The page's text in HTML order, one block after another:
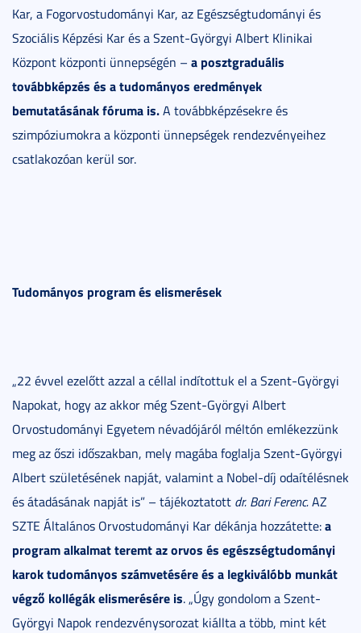
Kar, a Fogorvostudományi Kar, az Egészségtudományi és
Szociális Képzési Kar és a Szent-Györgyi Albert Klinikai
Központ központi ünnepségén – a posztgraduális
továbbképzés és a tudományos eredmények
bemutatásának fóruma is.A továbbképzésekre és
szimpóziumokra a központi ünnepségek rendezvényeihez
csatlakozóan kerül sor.
Tudományos program és elismerések
„22 évvel ezelőtt azzal a céllal indítottuk el a Szent-Györgyi
Napokat, hogy az akkor még Szent-Györgyi Albert
Orvostudományi Egyetem névadójáról méltón emlékezzünk
meg az őszi időszakban, mely magába foglalja Szent-Györgyi
Albert születésének napját, valamint a Nobel-díj odaítélésnek
és átadásának napját is” – tájékoztatott dr. Bari Ferenc.AZ
SZTE Általános Orvostudományi Kar dékánja hozzátette:a
program alkalmat teremt az orvos és egészségtudományi
karok tudományos számvetésére és a legkiválóbb munkát
végző kollégák elismerésére is. „Úgy gondolom a Szent-
Györgyi Napok rendezvénysorozat kiállta a több, mint két